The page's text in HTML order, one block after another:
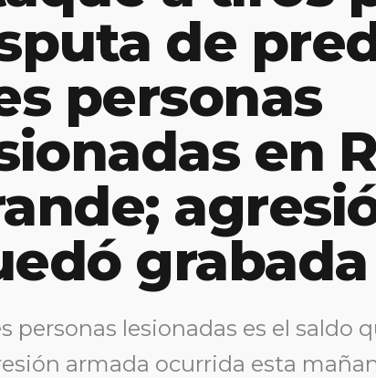
de
personas
en
grabada
personas lesionadas es el saldo
armada ocurrida esta